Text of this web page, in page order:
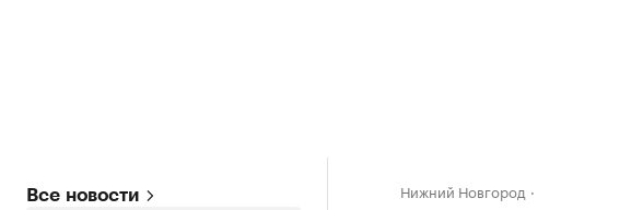
Все новости Нижний Новгород